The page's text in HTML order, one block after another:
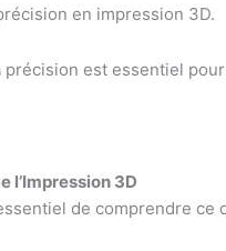
en impression 3D.
est essentiel
l’Impression 3D
de comprendre